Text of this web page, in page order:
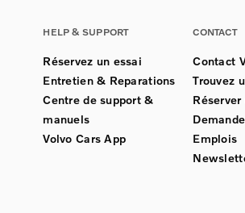
HELP & SUPPORT
Réservez un essai
Entretien & Reparations
Centre de support &
manuels
Volvo Cars App
CONTACT
Contact
Trouvez
Réserver
Emplois